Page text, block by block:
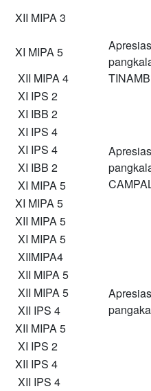
XII MIPA 3
XI MIPA 5
XII MIPA 4
XI IPS 2
XI IBB 2
XI IPS 4
XI IPS 4
XI IBB 2
XI MIPA 5
XI MIPA 5
XII MIPA 5
XI MIPA 5
XIIMIPA4
XII MIPA 5
XII MIPA 5
XII IPS 4
XII MIPA 5
XI IPS 2
XII IPS 4
XII IPS 4